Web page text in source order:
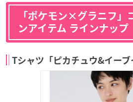
「ポケモン×グラニフ」
ンアイテム ラインナップ
Tシャツ「ピカチュウ&イーブ